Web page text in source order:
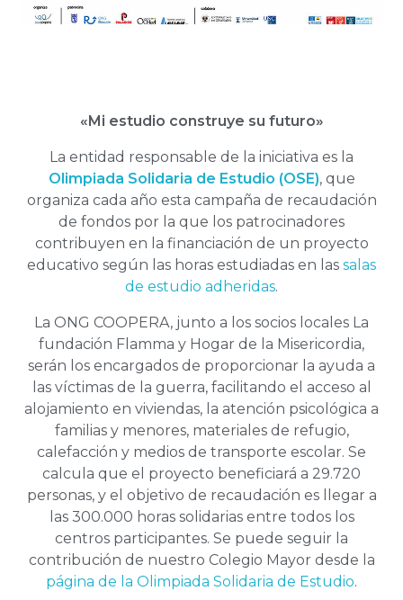
«Mi estudio construye su futuro»
La entidad responsable de la iniciativa es la
Olimpiada Solidaria de Estudio (OSE), que
organiza cada año esta campaña de recaudación
de fondos por la que los patrocinadores
contribuyen en la financiación de un proyecto
educativo según las horas estudiadas en las salas
de estudio adheridas.
La ONG COOPERA, junto a los socios locales La
fundación Flamma y Hogar de la Misericordia,
serán los encargados de proporcionar la ayuda a
las víctimas de la guerra, facilitando el acceso al
alojamiento en viviendas, la atención psicológica a
familias y menores, materiales de refugio,
calefacción y medios de transporte escolar. Se
calcula que el proyecto beneficiará a 29.720
personas, y el objetivo de recaudación es llegar a
las 300.000 horas solidarias entre todos los
centros participantes. Se puede seguir la
contribución de nuestro Colegio Mayor desde la
página de la Olimpiada Solidaria de Estudio.